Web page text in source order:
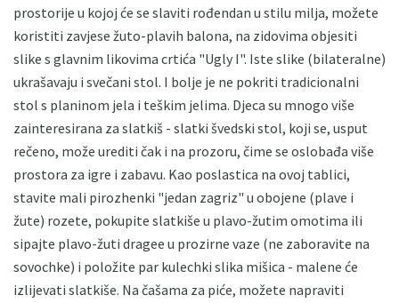
prostorije u kojoj će se slaviti rođendan u stilu milja, možete
koristiti zavjese žuto-plavih balona, ​​na zidovima objesiti
slike s glavnim likovima crtića "Ugly I". Iste slike (bilateralne)
ukrašavaju i svečani stol. I bolje je ne pokriti tradicionalni
stol s planinom jela i teškim jelima. Djeca su mnogo više
zainteresirana za slatkiš - slatki švedski stol, koji se, usput
rečeno, može urediti čak i na prozoru, čime se oslobađa više
prostora za igre i zabavu. Kao poslastica na ovoj tablici,
stavite mali pirozhenki "jedan zagriz" u obojene (plave i
žute) rozete, pokupite slatkiše u plavo-žutim omotima ili
sipajte plavo-žuti dragee u prozirne vaze (ne zaboravite na
sovochke) i položite par kulechki slika mišica - malene će
izlijevati slatkiše. Na čašama za piće, možete napraviti